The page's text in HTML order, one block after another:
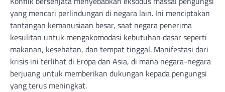
yang mencari perlindungan di negara lain. Ini menciptakan
tantangan kemanusiaan besar, saat negara penerima
kesulitan untuk mengakomodasi kebutuhan dasar seperti
makanan, kesehatan, dan tempat tinggal. Manifestasi dari
krisis ini terlihat di Eropa dan Asia, di mana negara-negara
berjuang untuk memberikan dukungan kepada pengungsi
yang terus meningkat.